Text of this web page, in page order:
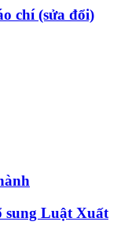
chí (sửa đổi)
sung Luật Xuất